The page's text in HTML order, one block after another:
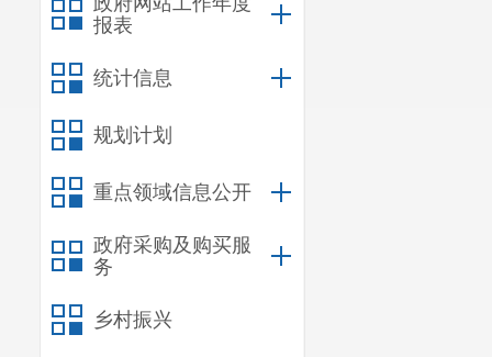
报表
统计信息
规划计划
重点领域信息公开
政府采购及购买服
务
乡村振兴